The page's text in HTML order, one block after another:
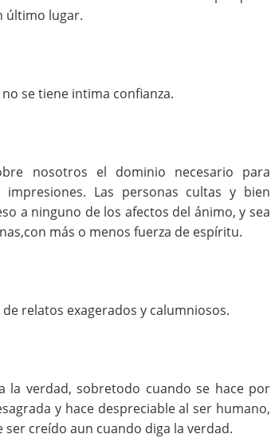
último lugar.
se tiene intima confianza.
nosotros el dominio necesario para
Las personas cultas y bien
a ninguno de los afectos del ánimo, y sea
más o menos fuerza de espíritu.
relatos exagerados y calumniosos.
la verdad, sobretodo cuando se hace por
y hace despreciable al ser humano,
creído aun cuando diga la verdad.